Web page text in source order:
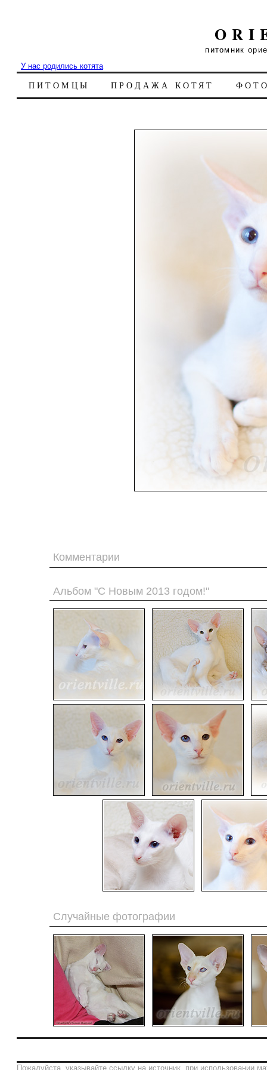
питомник
У нас родились котята
ПИТОМЦЫ ПРОДАЖА КОТЯТ
Комментарии
Альбом "С Новым 2013 годом!"
Случайные фотографии
Пожалуйста, указывайте ссылку на источник, при использовании